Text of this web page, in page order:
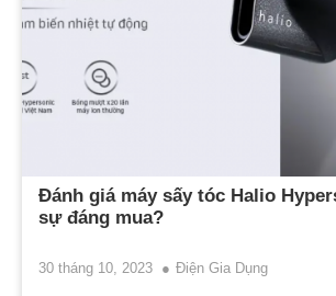
Đánh giá máy sấy tóc Halio
sự đáng mua?
30 tháng 10, 2023 Điện Gia Dụng